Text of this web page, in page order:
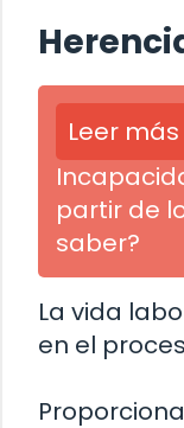
Leer más
partir de
saber?
La vida
en el